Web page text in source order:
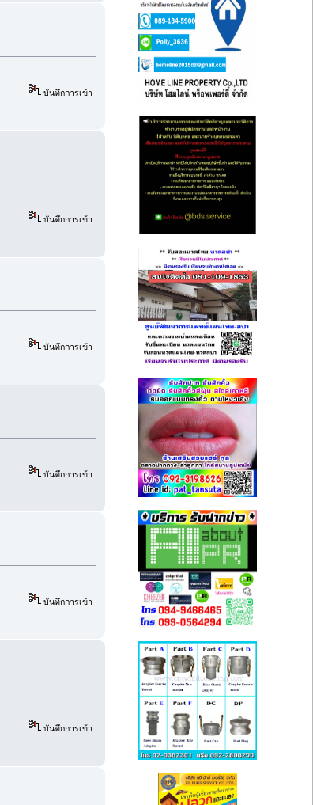
บันทึกการเข้า
บันทึกการเข้า
บันทึกการเข้า
บันทึกการเข้า
บันทึกการเข้า
บันทึกการเข้า